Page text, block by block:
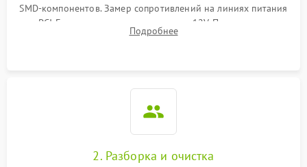
SMD-компонентов. Замер сопротивлений на линиях питания
PCI-E и дополнительных разъемах 12V. Проверка на
короткое замыкание основных дросселей питания GPU и
Подробнее
2. Разборка и очистка